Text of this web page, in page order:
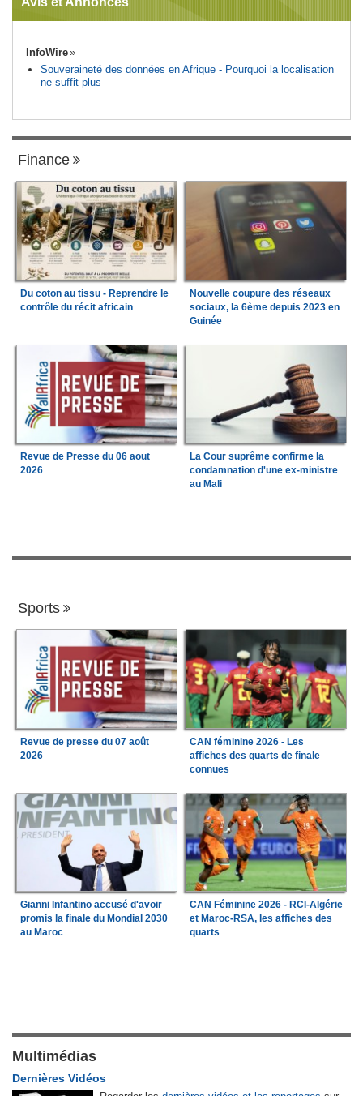
InfoWire
Souveraineté des données en Afrique - Pourquoi la localisation
ne suffit plus
Finance
Du coton au tissu - Reprendre le
contrôle du récit africain
Nouvelle coupure des réseaux
sociaux, la 6ème depuis 2023 en
Guinée
Revue de Presse du 06 aout
2026
La Cour suprême confirme la
condamnation d'une ex-ministre
au Mali
Sports
Revue de presse du 07 août
2026
CAN féminine 2026 - Les
affiches des quarts de finale
connues
Gianni Infantino accusé d'avoir
promis la finale du Mondial 2030
au Maroc
CAN Féminine 2026 - RCI-Algérie
et Maroc-RSA, les affiches des
quarts
Multimédias
Dernières Vidéos